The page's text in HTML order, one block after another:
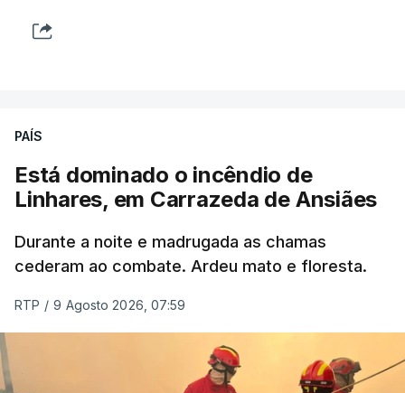
PAÍS
Está dominado o incêndio de
Linhares, em Carrazeda de Ansiães
Durante a noite e madrugada as chamas
cederam ao combate. Ardeu mato e floresta.
RTP / 9 Agosto 2026, 07:59